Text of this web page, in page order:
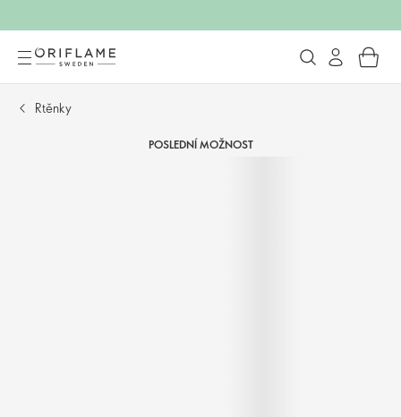
Rtěnky
POSLEDNÍ MOŽNOST